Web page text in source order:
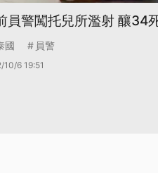
員警闖托兒所濫射 釀34
國 員警
10/6 19:51